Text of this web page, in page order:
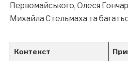
Первомайського, Олеся
Михайла Стельмаха та
Контекст